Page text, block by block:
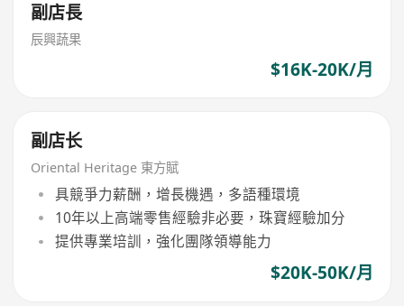
副店長
辰興蔬果
$16K-20K/月
副店长
Oriental Heritage 東方賦
具競爭力薪酬，增長機遇，多語種環境
10年以上高端零售經驗非必要，珠寶經驗加分
提供專業培訓，強化團隊領導能力
$20K-50K/月